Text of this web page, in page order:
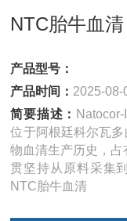
NTC胎牛血清
产品型号：
产品时间： 2025-08-
简要描述：
位于阿根廷科尔瓦
物血清生产历史，
贯坚持从原料采集
NTC胎牛血清